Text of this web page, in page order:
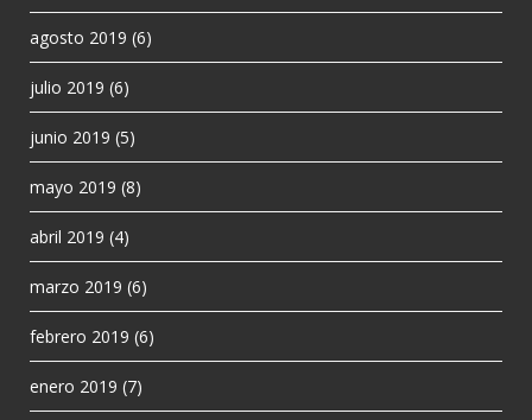
agosto 2019 (6)
julio 2019 (6)
junio 2019 (5)
mayo 2019 (8)
abril 2019 (4)
marzo 2019 (6)
febrero 2019 (6)
enero 2019 (7)